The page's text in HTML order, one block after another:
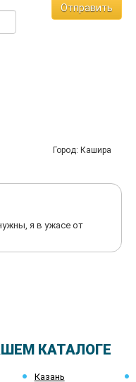
Отправить
Город: Кашира
я в ужасе от
КАТАЛОГЕ
Казань